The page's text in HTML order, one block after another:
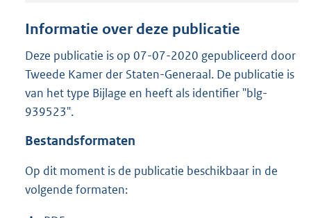
t
e
:
2
Informatie over deze publicatie
Deze publicatie is op 07-07-2020 gepubliceerd door
Tweede Kamer der Staten-Generaal. De publicatie is
van het type Bijlage en heeft als identifier "blg-
939523".
Bestandsformaten
Op dit moment is de publicatie beschikbaar in de
volgende formaten: